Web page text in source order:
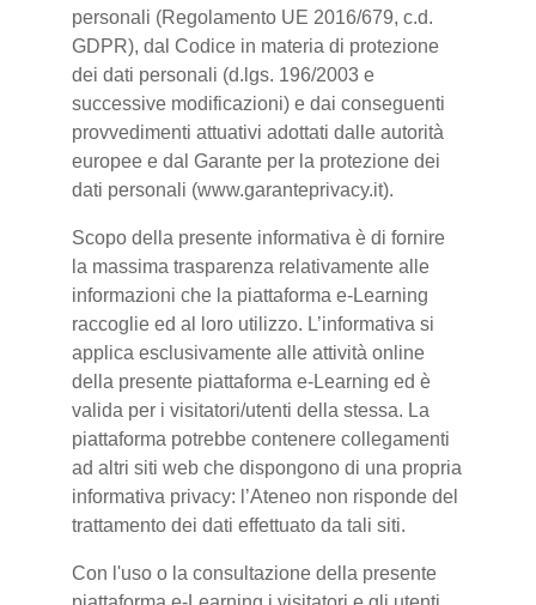
personali (Regolamento UE 2016/679, c.d.
GDPR), dal Codice in materia di protezione
dei dati personali (d.lgs. 196/2003 e
successive modificazioni) e dai conseguenti
provvedimenti attuativi adottati dalle autorità
europee e dal Garante per la protezione dei
dati personali (www.garanteprivacy.it).
Scopo della presente informativa è di fornire
la massima trasparenza relativamente alle
informazioni che la piattaforma e-Learning
raccoglie ed al loro utilizzo. L’informativa si
applica esclusivamente alle attività online
della presente piattaforma e-Learning ed è
valida per i visitatori/utenti della stessa. La
piattaforma potrebbe contenere collegamenti
ad altri siti web che dispongono di una propria
informativa privacy: l’Ateneo non risponde del
trattamento dei dati effettuato da tali siti.
Con l'uso o la consultazione della presente